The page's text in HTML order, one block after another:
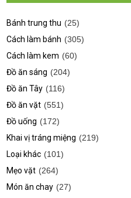
Bánh trung thu (25)
Cách làm bánh (305)
Cách làm kem (60)
Đồ ăn sáng (204)
Đồ ăn Tây (116)
Đồ ăn vặt (551)
Đồ uống (172)
Khai vị tráng miệng (219)
Loại khác (101)
Mẹo vặt (264)
Món ăn chay (27)